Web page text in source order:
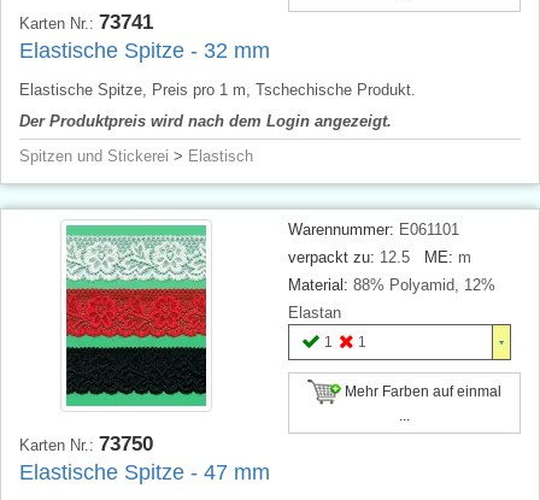
Karten Nr.: 73741
Elastische Spitze - 32 mm
Elastische Spitze, Preis pro 1 m, Tschechische Produkt.
Der Produktpreis wird nach dem Login angezeigt.
Spitzen und Stickerei > Elastisch
Warennummer: E061101
verpackt zu: 12.5 ME: m
Material: 88% Polyamid, 12%
Elastan
1 1
Mehr Farben auf einmal
Karten Nr.: 73750
Elastische Spitze - 47 mm